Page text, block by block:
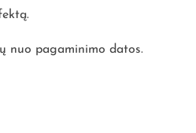
nuo pagaminimo datos.